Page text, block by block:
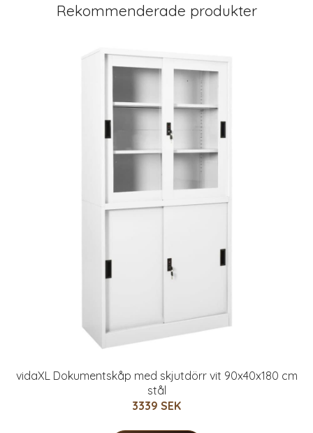
Rekommenderade produkter
vidaXL Dokumentskåp med skjutdörr vit 90x40x180 cm
stål
3339 SEK